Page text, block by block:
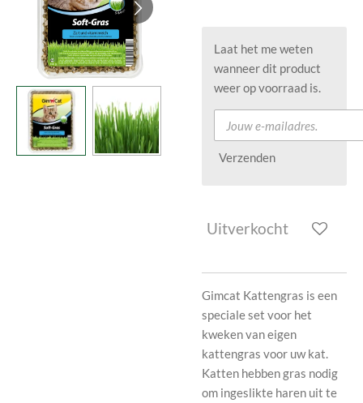
Laat het me weten
wanneer dit product
weer op voorraad is.
Verzenden
Uitverkocht
Gimcat Kattengras is een
speciale set voor het
kweken van eigen
kattengras voor uw kat.
Katten hebben gras nodig
om ingeslikte haren uit te